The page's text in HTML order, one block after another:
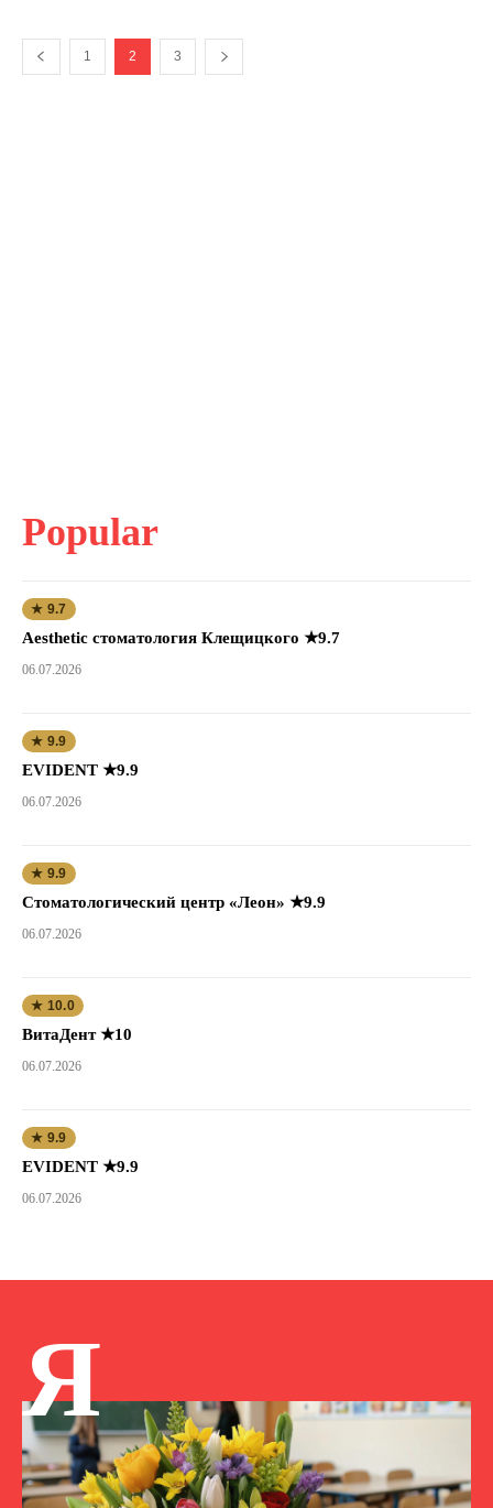
1 2 3
Popular
★ 9.7
Aesthetic стоматология Клещицкого ★9.7
06.07.2026
★ 9.9
EVIDENT ★9.9
06.07.2026
★ 9.9
Стоматологический центр «Леон» ★9.9
06.07.2026
★ 10.0
ВитаДент ★10
06.07.2026
★ 9.9
EVIDENT ★9.9
06.07.2026
Я